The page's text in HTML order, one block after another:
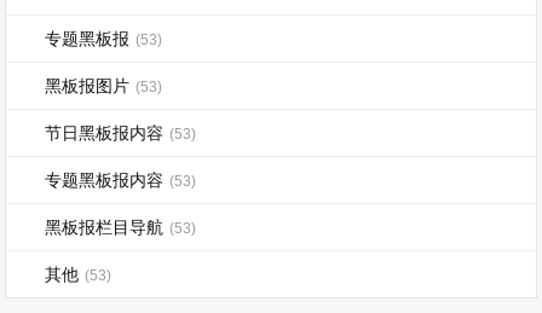
专题黑板报 (53)
黑板报图片 (53)
节日黑板报内容 (53)
专题黑板报内容 (53)
黑板报栏目导航 (53)
其他 (53)